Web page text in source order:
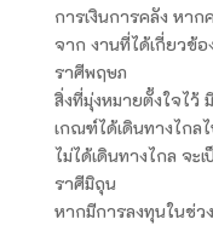
การเงินการคลัง หา
จาก งานที่ได้เกี่ยวข้อ
ราศีพฤษภ
สิ่งที่มุ่งหมายตั้งใจไว้
เกณฑ์ได้เดินทางไกล
ไม่ได้เดินทางไกล จะ
ราศีมิถุน
หากมีการลงทุนในช่ว